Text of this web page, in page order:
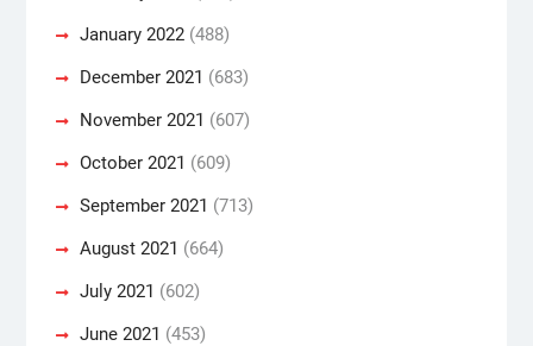
January 2022(488)
December 2021 (683)
November 2021 (607)
October 2021 (609)
September 2021 (713)
August 2021 (664)
July 2021 (602)
June 2021 (453)